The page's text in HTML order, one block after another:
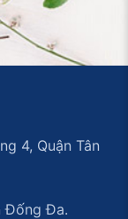
4, Quận Tân
Đống Đa.